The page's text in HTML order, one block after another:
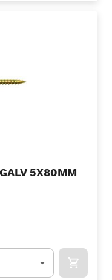
5X80MM